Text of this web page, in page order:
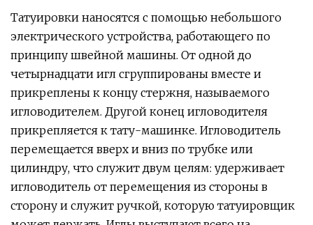
Татуировки наносятся с помощью небольшого
электрического устройства, работающего по
принципу швейной машины. От одной до
четырнадцати игл сгруппированы вместе и
прикреплены к концу стержня, называемого
игловодителем. Другой конец игловодителя
прикрепляется к тату-машинке. Игловодитель
перемещается вверх и вниз по трубке или
цилиндру, что служит двум целям: удерживает
игловодитель от перемещения из стороны в
сторону и служит ручкой, которую татуировщик